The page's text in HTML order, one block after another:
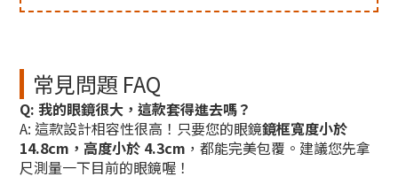
常見問題 FAQ
Q: 我的眼鏡很大，這款套得進去嗎？
A: 這款設計相容性很高！只要您的眼鏡鏡框寬度小於
14.8cm，高度小於 4.3cm ，都能完美包覆。建議您先拿
尺測量一下目前的眼鏡喔！